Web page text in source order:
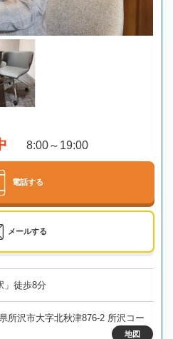
8:00～19:00
電話する
メールする
」徒歩8分
所沢市大字北秋津876-2 所沢コー
地図